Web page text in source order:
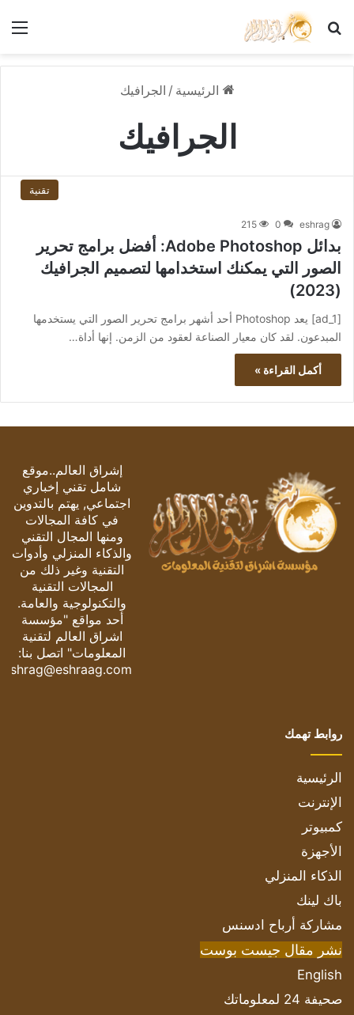
بحث عن
الرئيسية / الجرافيك
الجرافيك
تقنية
eshrag
0
215
بدائل Adobe Photoshop: أفضل برامج تحرير
الصور التي يمكنك استخدامها لتصميم الجرافيك
(2023)
[ad_1] يعد Photoshop أحد أشهر برامج تحرير الصور التي يستخدمها
المبدعون. لقد كان معيار الصناعة لعقود من الزمن. إنها أداة…
أكمل القراءة »
إشراق العالم..موقع
شامل تقني إخباري
اجتماعي, يهتم بالتدوين
في كافة المجالات
ومنها المجال التقني
والذكاء المنزلي وأدوات
التقنية وغير ذلك من
المجالات التقنية
والتكنولوجية والعامة.
أحد مواقع "مؤسسة
اشراق العالم لتقنية
المعلومات" اتصل بنا:
eshrag@eshraag.com
روابط تهمك
الرئيسية
الإنترنت
كمبيوتر
الأجهزة
الذكاء المنزلي
باك لينك
مشاركة أرباح ادسنس
نشر مقال جيست بوست
English
صحيفة 24 لمعلوماتك